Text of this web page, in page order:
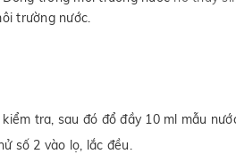
trường nước.
tra, sau đó đổ đầy 10 ml mẫu
số 2 vào lọ, lắc đều.